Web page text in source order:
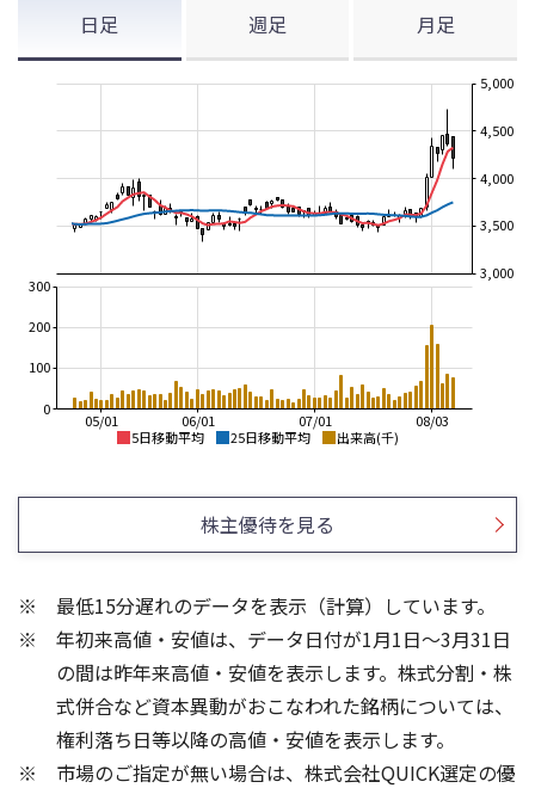
日足 週足 月足
5日移動平均 25日移動平均 出来高(千)
08/03
07/01
06/01
05/01
3,000
3,500
4,000
4,500
5,000
0
100
200
300
1,500
2,000
2,500
3,500
4,000
4,500
1,000
1,500
2,000
3,500
4,000
4,500
株主優待を見る
最低15分遅れのデータを表示（計算）しています。
年初来高値・安値は、データ日付が1月1日～3月31日
の間は昨年来高値・安値を表示します。株式分割・株
式併合など資本異動がおこなわれた銘柄については、
権利落ち日等以降の高値・安値を表示します。
市場のご指定が無い場合は、株式会社QUICK選定の優